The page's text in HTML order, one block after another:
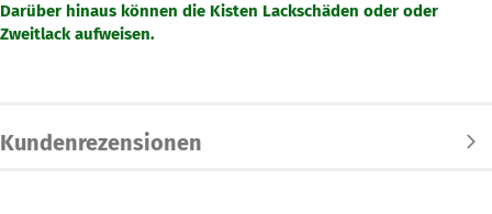
Darüber hinaus können die Kisten Lackschäden oder oder
Zweitlack aufweisen.
Kundenrezensionen